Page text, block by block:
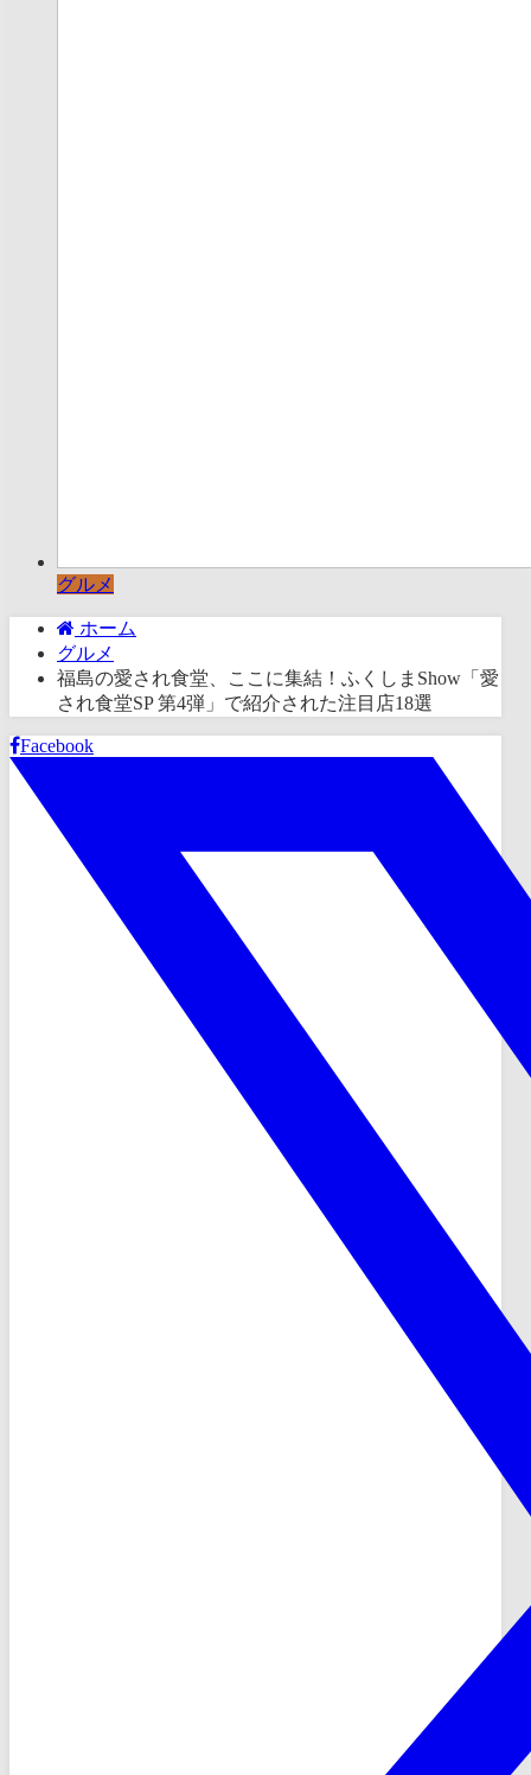
グルメ
ホーム
グルメ
福島の愛され食堂、ここに集結！ふくしまShow「愛
され食堂SP 第4弾」で紹介された注目店18選
Facebook